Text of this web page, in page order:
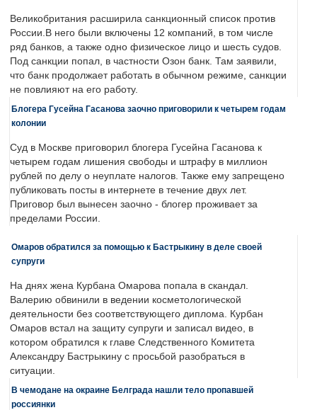
Великобритания расширила санкционный список против
России.В него были включены 12 компаний, в том числе
ряд банков, а также одно физическое лицо и шесть судов.
Под санкции попал, в частности Озон банк. Там заявили,
что банк продолжает работать в обычном режиме, санкции
не повлияют на его работу.
Блогера Гусейна Гасанова заочно приговорили к четырем годам
колонии
Суд в Москве приговорил блогера Гусейна Гасанова к
четырем годам лишения свободы и штрафу в миллион
рублей по делу о неуплате налогов. Также ему запрещено
публиковать посты в интернете в течение двух лет.
Приговор был вынесен заочно - блогер проживает за
пределами России.
Омаров обратился за помощью к Бастрыкину в деле своей
супруги
На днях жена Курбана Омарова попала в скандал.
Валерию обвинили в ведении косметологической
деятельности без соответствующего диплома. Курбан
Омаров встал на защиту супруги и записал видео, в
котором обратился к главе Следственного Комитета
Александру Бастрыкину с просьбой разобраться в
ситуации.
В чемодане на окраине Белграда нашли тело пропавшей
россиянки